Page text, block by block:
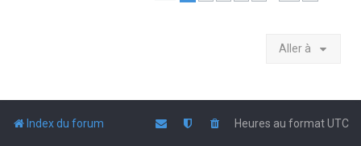
Aller à
Index du forum Heures au formatUTC